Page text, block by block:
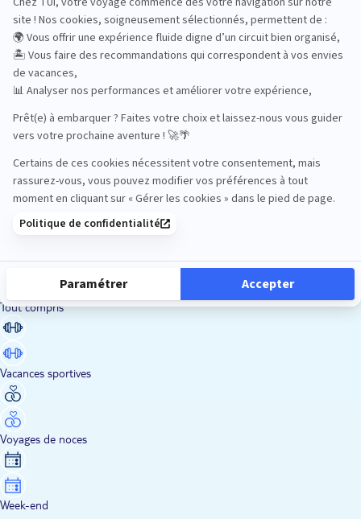
Road Trips
Sénior
Tout compris
Vacances sportives
Voyages de noces
Week-end